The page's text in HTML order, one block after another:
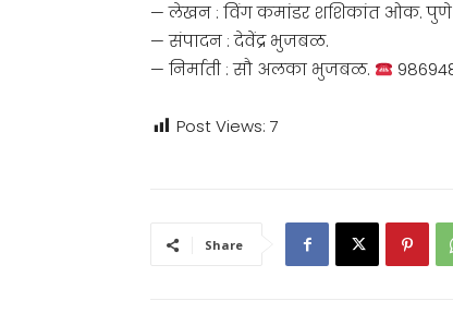
— लेखन : विंग कमांडर शशिकांत ओक. पुणे
— संपादन : देवेंद्र भुजबळ.
— निर्माती : सौ अलका भुजबळ.
Post Views: 7
Share